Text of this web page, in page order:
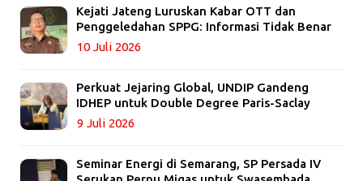
Kejati Jateng Luruskan Kabar OTT dan
Penggeledahan SPPG: Informasi Tidak Benar
10 Juli 2026
Perkuat Jejaring Global, UNDIP Gandeng
IDHEP untuk Double Degree Paris-Saclay
9 Juli 2026
Seminar Energi di Semarang, SP Persada IV